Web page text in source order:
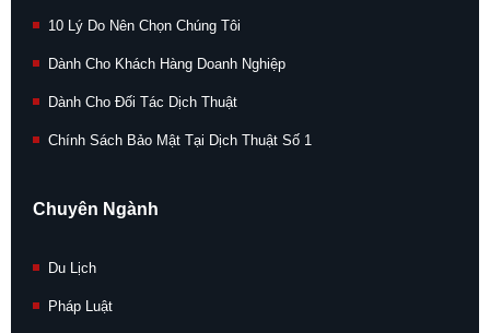
10 Lý Do Nên Chọn Chúng Tôi
Dành Cho Khách Hàng Doanh Nghiệp
Dành Cho Đối Tác Dịch Thuật
Chính Sách Bảo Mật Tại Dịch Thuật Số 1
Chuyên Ngành
Du Lịch
Pháp Luật